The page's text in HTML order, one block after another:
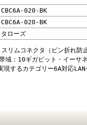
CBC6A-020-BK
CBC6A-020-BK
タローズ
スリムコネクタ（ピン折れ
域：10ギガビット・イーサ
現するカテゴリー6A対応